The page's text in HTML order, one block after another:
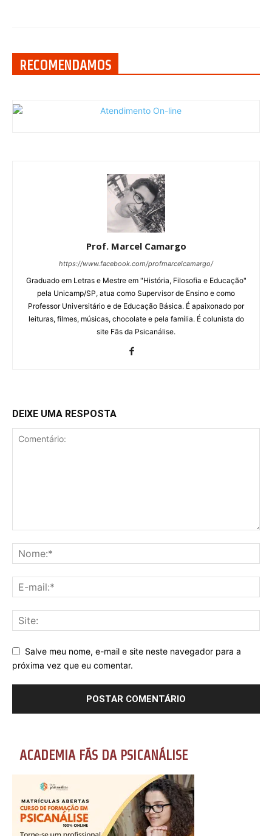
RECOMENDAMOS
Prof. Marcel Camargo
https://www.facebook.com/profmarcelcamargo/
Graduado em Letras e Mestre em "História, Filosofia e Educação"
pela Unicamp/SP, atua como Supervisor de Ensino e como
Professor Universitário e de Educação Básica. É apaixonado por
leituras, filmes, músicas, chocolate e pela família. É colunista do
site Fãs da Psicanálise.
DEIXE UMA RESPOSTA
Salve meu nome, e-mail e site neste navegador para a
próxima vez que eu comentar.
ACADEMIA FÃS DA PSICANÁLISE